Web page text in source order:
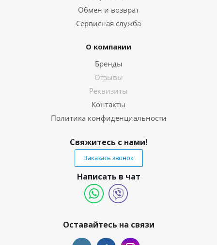
Обмен и возврат
Сервисная служба
О компании
Бренды
Отзывы
Реквизиты
Контакты
Политика конфиденциальности
Свяжитесь с нами!
Заказать звонок
Написать в чат
Оставайтесь на связи